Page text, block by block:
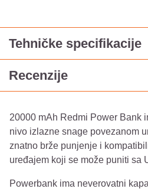
Tehničke specifikacije
Recenzije
20000 mAh Redmi Power Bank
nivo izlazne snage povezanom
znatno brže punjenje i
uređajem koji se može puniti sa
Powerbank ima neverovatni